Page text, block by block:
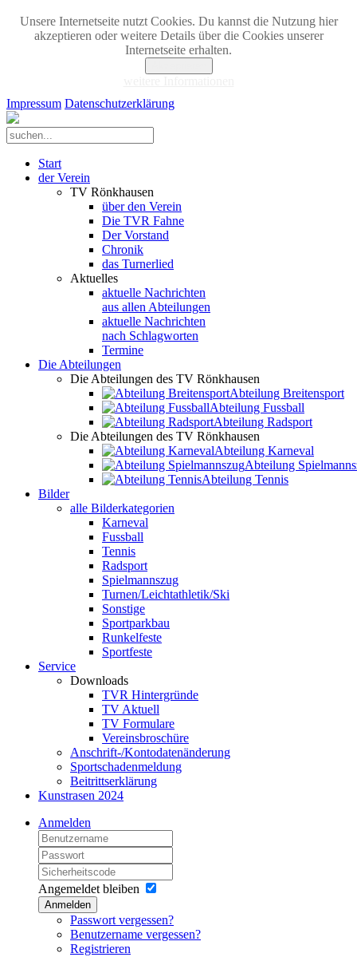
Unsere Internetseite nutzt Cookies. Du kannst die Nutzung hier
akzeptieren oder weitere Details über die Cookies unserer
Internetseite erhalten.
Impressum Datenschutzerklärung
Start
der Verein
TV Rönkhausen
über den Verein
Die TVR Fahne
Der Vorstand
Chronik
das Turnerlied
Aktuelles
aktuelle Nachrichten
aus allen Abteilungen
aktuelle Nachrichten
nach Schlagworten
Termine
Die Abteilungen
Die Abteilungen des TV Rönkhausen
Abteilung Breitensport
Abteilung Fussball
Abteilung Radsport
Die Abteilungen des TV Rönkhausen
Abteilung Karneval
Abteilung
Abteilung Tennis
Bilder
alle Bilderkategorien
Karneval
Fussball
Tennis
Radsport
Spielmannszug
Turnen/Leichtathletik/Ski
Sonstige
Sportparkbau
Runkelfeste
Sportfeste
Service
Downloads
TVR Hintergründe
TV Aktuell
TV Formulare
Vereinsbroschüre
Anschrift-/Kontodatenänderung
Sportschadenmeldung
Beitrittserklärung
Kunstrasen 2024
Anmelden
Angemeldet bleiben
Anmelden
Passwort vergessen?
Benutzername vergessen?
Registrieren